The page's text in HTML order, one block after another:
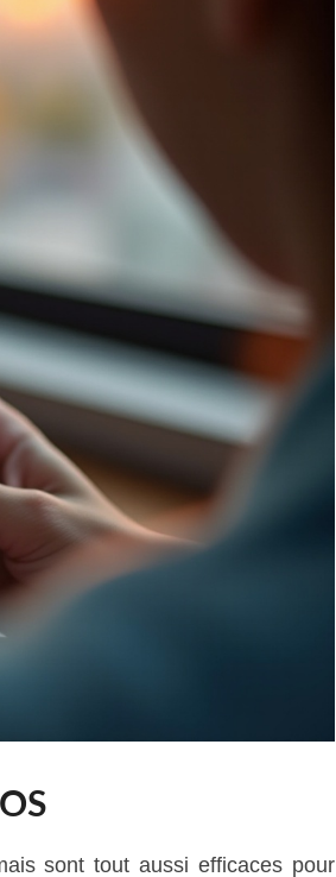
sont tout aussi efficaces pour